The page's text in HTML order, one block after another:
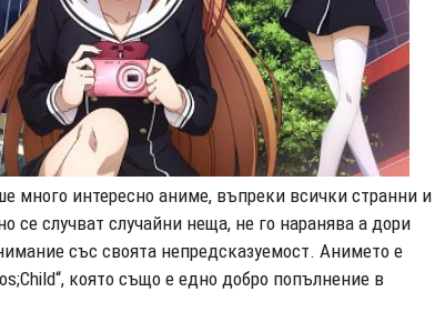
много интересно аниме, въпреки всички странни и
се случват случайни неща, не го наранява а дори
със своята непредсказуемост. Анимето е
която също е едно добро попълнение в